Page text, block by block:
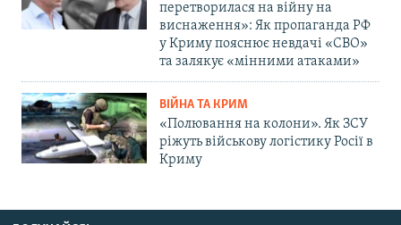
перетворилася на війну на
виснаження»: Як пропаганда РФ
у Криму пояснює невдачі «СВО»
та залякує «мінними атаками»
ВІЙНА ТА КРИМ
«Полювання на колони». Як ЗСУ
ріжуть військову логістику Росії в
Криму